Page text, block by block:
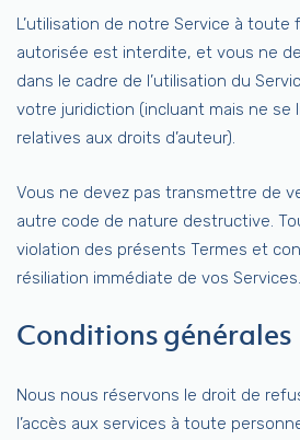
L’utilisation de notre Service à toute
autorisée est interdite, et vous ne
dans le cadre de l’utilisation du
votre juridiction (incluant mais ne se
relatives aux droits d’auteur).
Vous ne devez pas transmettre de
autre code de nature destructive.
violation des présents Termes et
résiliation immédiate de vos Services.
Conditions générales
Nous nous réservons le droit de
l’accès aux services à toute